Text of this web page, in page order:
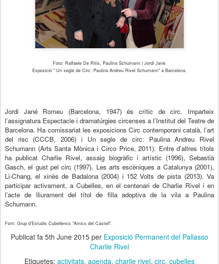
Foto: Raffaele De Ritis, Paulina Schumann i Jordi Jané.
Exposició " Un segle de Circ: Paulina Andreu Rivel Schumann" a Barcelona.
Jordi Jané Romeu (Barcelona, 1947) és crític de circ. Imparteix
l’assignatura Espectacle i dramatúrgies circenses a l’Institut del Teatre de
Barcelona. Ha comissariat les exposicions Circ contemporani català, l’art
del risc (CCCB, 2006) i Un segle de circ: Paulina Andreu Rivel
Schumann (Arts Santa Mònicai Circo Price, 2011). Entre d’altres títols
ha publicat Charlie Rivel, assaig biogràfic i artístic (1996), Sebastià
Gasch, el gust pel circ (1997), Les arts escèniques a Catalunya (2001),
Li-Chang, el xinès de Badalona (2004) i 152 Volts de pista (2013). Va
participar activament, a Cubelles, en el centenari de Charlie Rivel i en
l’acte de lliurament del títol de filla adoptiva de la vila a Paulina
Schumann.
Font: Grup d'Estudis Cubellencs "Amics del Castell".
Publicat fa 5th June 2015 per Exposició Permanent del Pallasso
Charlie Rivel
Etiquetes: activitats agenda charlie rivel circ cubelles